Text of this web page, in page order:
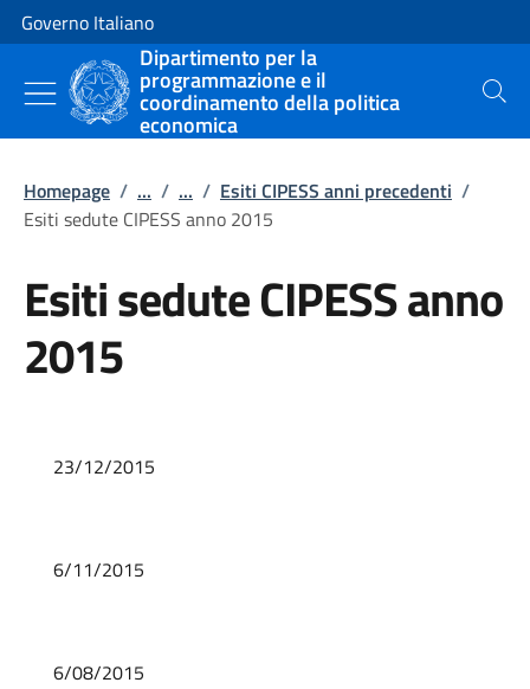
Vai al contenuto
Vai alla navigazione del sito
Governo Italiano
Dipartimento per la
programmazione e il
coordinamento della politica
economica
Cerca
Homepage / ... / ... / Esiti CIPESS anni precedenti /
Esiti sedute CIPESS anno 2015
Esiti sedute CIPESS anno
2015
23/12/2015
6/11/2015
6/08/2015